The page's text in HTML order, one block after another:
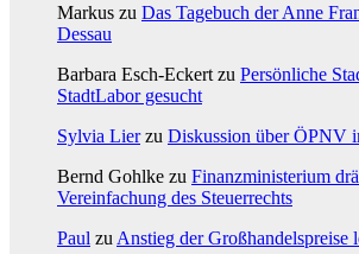
Markus zu Das Tagebuch der Anne
Dessau
Barbara Esch-Eckert zu Persönliche
StadtLabor gesucht
Sylvia Lierzu Diskussion über ÖPNV
Bernd Gohlke zu Finanzministerium
Vereinfachung des Steuerrechts
Paul zu Anstieg der Großhandelspreise